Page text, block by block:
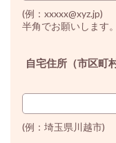
(例：xxxxx@xyz.jp)
半角でお願いします。
自宅住所（市区町
(例：埼玉県川越市)